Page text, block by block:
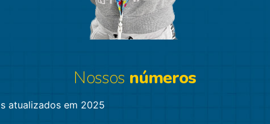
Nossos números
atualizados em 2025